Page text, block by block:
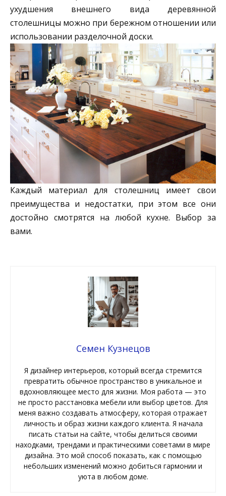
ухудшения внешнего вида деревянной
столешницы можно при бережном отношении или
использовании разделочной доски.
Каждый материал для столешниц имеет свои
преимущества и недостатки, при этом все они
достойно смотрятся на любой кухне. Выбор за
вами.
Семен Кузнецов
Я дизайнер интерьеров, который всегда стремится
превратить обычное пространство в уникальное и
вдохновляющее место для жизни. Моя работа — это
не просто расстановка мебели или выбор цветов. Для
меня важно создавать атмосферу, которая отражает
личность и образ жизни каждого клиента. Я начала
писать статьи на сайте, чтобы делиться своими
находками, трендами и практическими советами в мире
дизайна. Это мой способ показать, как с помощью
небольших изменений можно добиться гармонии и
уюта в любом доме.